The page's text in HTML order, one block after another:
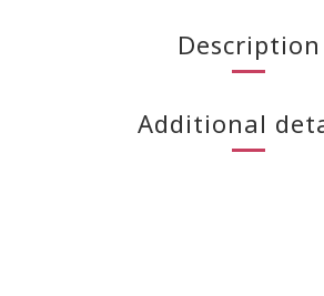
Description
Additional